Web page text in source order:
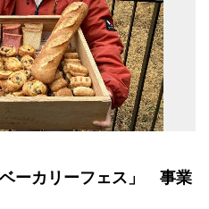
ーカリーフェス」 事業